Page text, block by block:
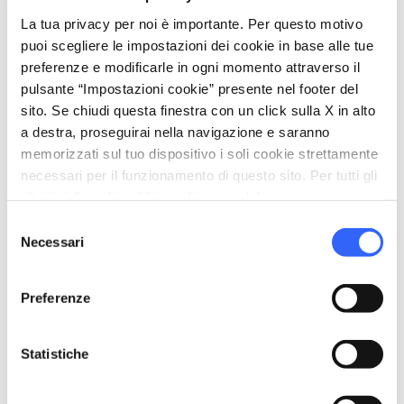
La tua privacy per noi è importante. Per questo motivo
puoi scegliere le impostazioni dei cookie in base alle tue
preferenze e modificarle in ogni momento attraverso il
pulsante “Impostazioni cookie” presente nel footer del
sito. Se chiudi questa finestra con un click sulla X in alto
a destra, proseguirai nella navigazione e saranno
memorizzati sul tuo dispositivo i soli cookie strettamente
necessari per il funzionamento di questo sito. Per tutti gli
delNecessari
Preferenze
Statistiche
Lunedì,Martedì,Mercoledì, Giovedì,
Sabato,Sabato,Domenica
dalle20:30alle00:00
email Email
entevalorizzazionesuvereto@live.it
language Sito Web
+39 328 8009053
hotel chevron_right